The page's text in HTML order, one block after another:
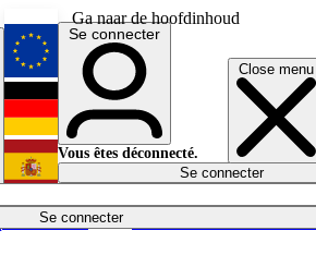
Ga naar de hoofdinhoud
Close menu
Se connecter
Économie
English
Deutsch
Español
Se connecter
Vous êtes déconnecté.
Se connecter